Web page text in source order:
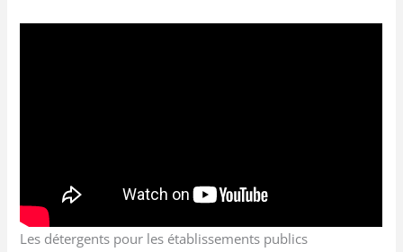
Les détergents pour les établissements publics